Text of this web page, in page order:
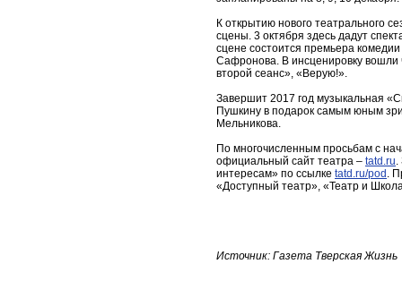
К открытию нового театрального
сцены. 3 октября здесь дадут
сцене состоится премьера
Сафронова. В инсценировку вошли
второй сеанс», «Верую!».
Завершит 2017 год музыкальная
Пушкину в подарок самым юным
Мельникова.
По многочисленным просьбам с
официальный сайт театра – tatd.ru.
интересам» по ссылке tatd.ru/pod .
«Доступный театр», «Театр и
Источник: Газета Тверская Жизнь